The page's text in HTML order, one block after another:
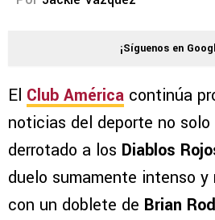
¡Síguenos en
El Club América continúa
noticias del deporte no solo
derrotado a los Diablos
duelo sumamente intenso y
con un doblete de Brian